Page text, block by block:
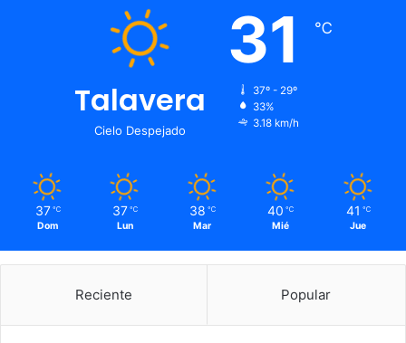
Talavera
Cielo Despejado
31 ℃
37º - 29º
33%
3.18 km/h
37 ℃
Dom
37 ℃
Lun
38 ℃
Mar
40 ℃
Mié
41 ℃
Jue
Reciente Popular